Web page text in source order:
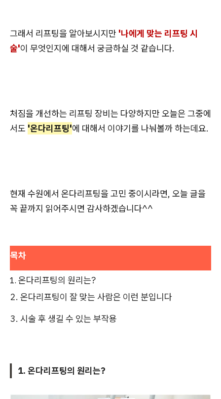
그래서 리프팅을 알아보시지만 '나에게 맞는 리프팅 시
술'이 무엇인지에 대해서 궁금하실 것 같습니다.
처짐을 개선하는 리프팅 장비는 다양하지만 오늘은 그중에
서도 '온다리프팅'에 대해서 이야기를 나눠볼까 하는데요.
현재 수원에서 온다리프팅을 고민 중이시라면, 오늘 글을
꼭 끝까지 읽어주시면 감사하겠습니다^^
목차
온다리프팅의 원리는?
2. 온다리프팅이 잘 맞는 사람은 이런 분입니다
3. 시술 후 생길 수 있는 부작용
1. 온다리프팅의 원리는?